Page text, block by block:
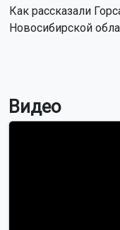
Как рассказали
Новосибирской
Видео